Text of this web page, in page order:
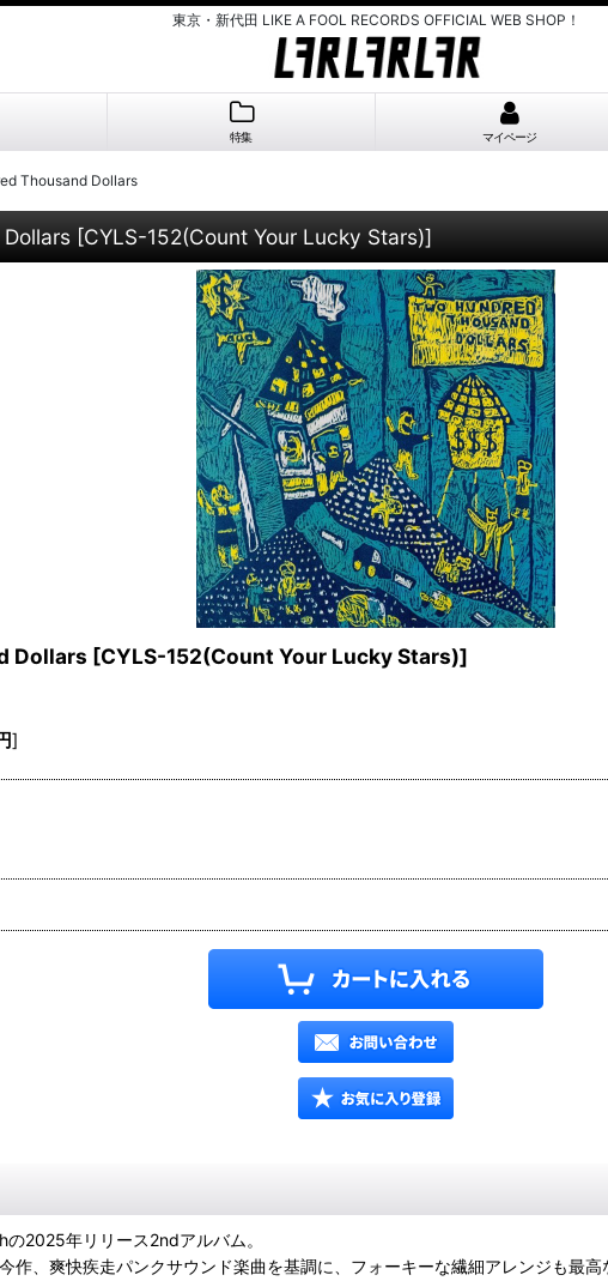
東京・新代田 LIKE A FOOL RECORDS OFFICIAL WEB SHOP！
特集 マイページ
Thousand Dollars
[CYLS-152(Count Your Lucky Stars)]
Dollars [CYLS-152(Count Your Lucky Stars)]
]
2025年リリース2ndアルバム。
作、爽快疾走パンクサウンド楽曲を基調に、フォーキーな繊細アレンジも最